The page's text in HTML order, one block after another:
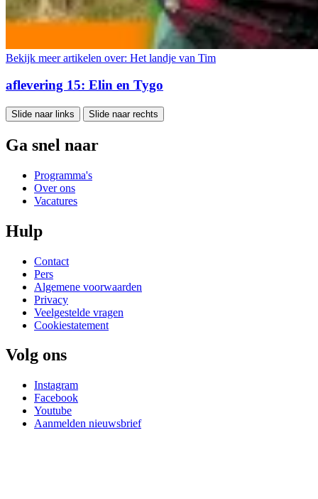
Bekijk meer artikelen over: Het landje van Tim
aflevering 15: Elin en Tygo
Slide naar links Slide naar rechts
Ga snel naar
Programma's
Over ons
Vacatures
Hulp
Contact
Pers
Algemene voorwaarden
Privacy
Veelgestelde vragen
Cookiestatement
Volg ons
Instagram
Facebook
Youtube
Aanmelden nieuwsbrief